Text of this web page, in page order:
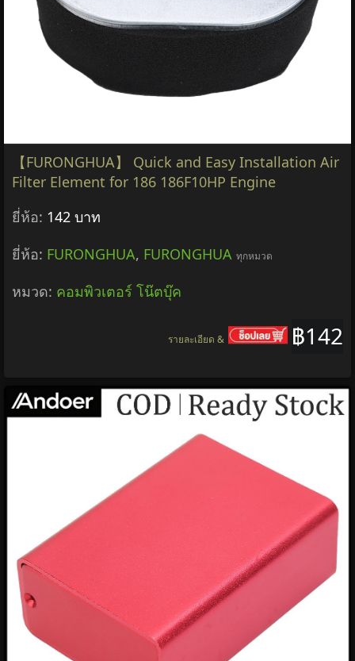
【FURONGHUA】 Quick and Easy Installation Air
Filter Element for 186 186F10HP Engine
ยี่ห้อ: 142 บาท
ยี่ห้อ: FURONGHUA, FURONGHUA ทุกหมวด
หมวด: คอมพิวเตอร์ โน๊ตบุ๊ค
฿142
รายละเอียด &